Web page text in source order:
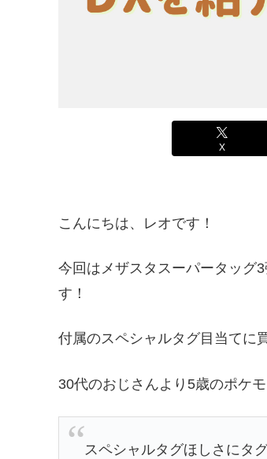
X
こんにちは、レオです！
今回はメザスタスーパータッグ
す！
付属のスペシャルタグ目当てに
30代のおじさんより5歳のポケ
スペシャルタグほしさにタ